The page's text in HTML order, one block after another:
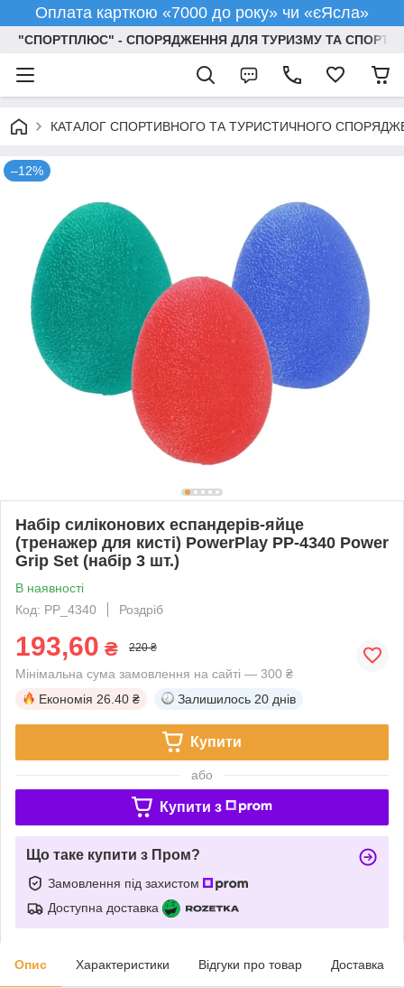
Оплата карткою «7000 до року» чи «єЯсла»
"СПОРТПЛЮС" - СПОРЯДЖЕННЯ ДЛЯ ТУРИЗМУ ТА СПОРТУ
КАТАЛОГ СПОРТИВНОГО ТА ТУРИСТИЧНОГО
–12%
Набір силіконових еспандерів-яйце
(тренажер для кисті) PowerPlay PP-4340 Power
Grip Set (набір 3 шт.)
В наявності
Код: PP_4340
Роздріб
193,60 ₴ 220 ₴
Мінімальна сума замовлення на сайті — 300 ₴
Економія 26.40 ₴ Залишилось 20 днів
Купити
або
Купити з
Що таке купити з Пром?
Замовлення під захистом
Доступна доставка
Опис Характеристики Відгуки про товар Доставка